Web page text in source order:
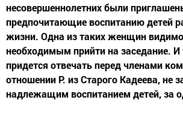
несовершеннолетних были
предпочитающие воспитанию детей
жизни. Одна из таких женщин
необходимым прийти на заседание. И
придется отвечать перед членами
отношении Р. из Старого Кадеева, не
надлежащим воспитанием детей, за